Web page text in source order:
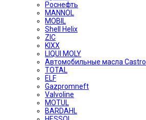
Роснефть
MANNOL
MOBIL
Shell Helix
ZIC
KIXX
LIQUI MOLY
Автомобильные масла Castrol.
TOTAL
ELF
Gazpromneft
Valvoline
MOTUL
BARDAHL